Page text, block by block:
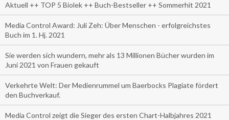
Aktuell ++ TOP 5 Biolek ++ Buch-Bestseller ++ Sommerhit 2021
Media Control Award: Juli Zeh: Über Menschen - erfolgreichstes
Buch im 1. Hj. 2021
Sie werden sich wundern, mehr als 13 Millionen Bücher wurden im
Juni 2021 von Frauen gekauft
Verkehrte Welt: Der Medienrummel um Baerbocks Plagiate fördert
den Buchverkauf.
Media Control zeigt die Sieger des ersten Chart-Halbjahres 2021